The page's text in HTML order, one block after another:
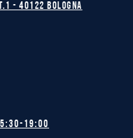
- 40122 BOLOGNA
19:00